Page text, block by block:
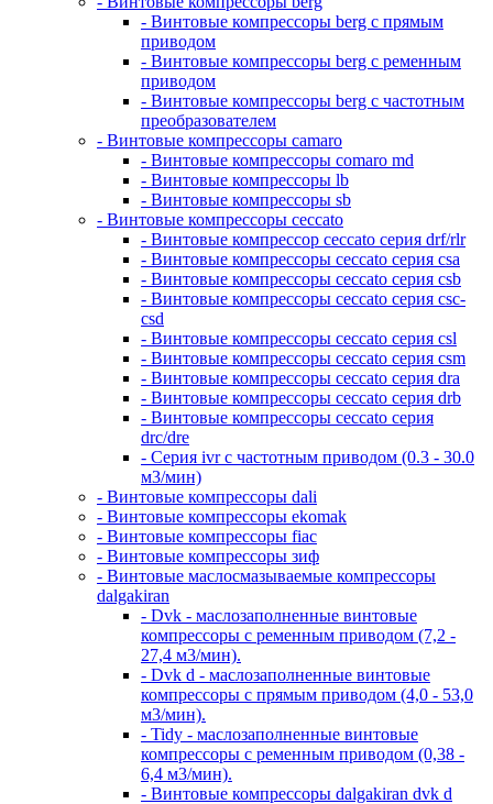
- Винтовые компрессоры berg с прямым
приводом
- Винтовые компрессоры berg с ременным
приводом
- Винтовые компрессоры berg с частотным
преобразователем
- Винтовые компрессоры camaro
- Винтовые компрессоры comaro md
- Винтовые компрессоры lb
- Винтовые компрессоры sb
- Винтовые компрессоры ceccato
- Винтовые компрессор ceccato серия drf/rlr
- Винтовые компрессоры ceccato серия csa
- Винтовые компрессоры ceccato серия csb
- Винтовые компрессоры ceccato серия csc-
csd
- Винтовые компрессоры ceccato серия csl
- Винтовые компрессоры ceccato серия csm
- Винтовые компрессоры ceccato серия dra
- Винтовые компрессоры ceccato серия drb
- Винтовые компрессоры ceccato серия
drc/dre
- Серия ivr с частотным приводом (0.3 - 30.0
м3/мин)
- Винтовые компрессоры dali
- Винтовые компрессоры ekomak
- Винтовые компрессоры fiac
- Винтовые компрессоры зиф
- Винтовые маслосмазываемые компрессоры
dalgakiran
- Dvk - маслозаполненные винтовые
компрессоры с ременным приводом (7,2 -
27,4 м3/мин).
- Dvk d - маслозаполненные винтовые
компрессоры с прямым приводом (4,0 - 53,0
м3/мин).
- Tidy - маслозаполненные винтовые
компрессоры с ременным приводом (0,38 -
6,4 м3/мин).
- Винтовые компрессоры dalgakiran dvk d